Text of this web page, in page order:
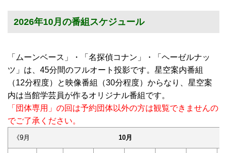
2026年10月の番組スケジュール
「ムーンベース」・「名探偵コナン」・「ヘーゼルナッ
ツ」は、45分間のフルオート投影です。星空案内番組
（12分程度）と映像番組（30分程度）からなり、星空案
内は当館学芸員が作るオリジナル番組です。
「団体専用」の回は予約団体以外の方は観覧できませんの
でご了承ください。
10月
《9月